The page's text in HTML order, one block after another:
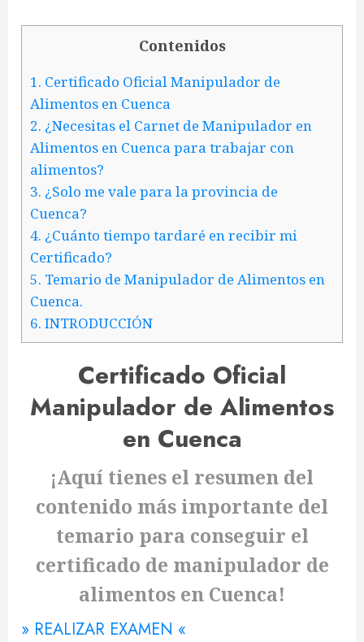
Contenidos
1. Certificado Oficial Manipulador de
Alimentos en Cuenca
2. ¿Necesitas el Carnet de Manipulador en
Alimentos en Cuenca para trabajar con
alimentos?
3. ¿Solo me vale para la provincia de
Cuenca?
4. ¿Cuánto tiempo tardaré en recibir mi
Certificado?
5. Temario de Manipulador de Alimentos en
Cuenca.
6. INTRODUCCIÓN
Certificado Oficial
Manipulador de Alimentos
en Cuenca
¡Aquí tienes el resumen del
contenido más importante del
temario para conseguir el
certificado de manipulador de
alimentos en Cuenca!
» REALIZAR EXAMEN «